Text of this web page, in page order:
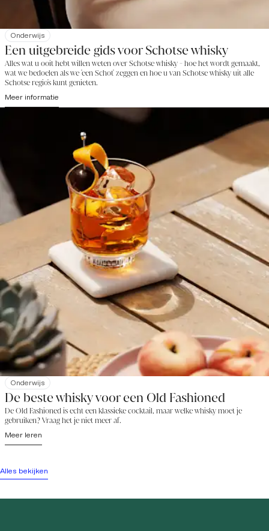
Onderwijs
Een uitgebreide gids voor Schotse whisky
Alles wat u ooit hebt willen weten over Schotse whisky - hoe het wordt gemaakt,
wat we bedoelen als we 'een Schot' zeggen en hoe u van Schotse whisky uit alle
Schotse regio's kunt genieten.
Meer informatie
Onderwijs
De beste whisky voor een Old Fashioned
De Old Fashioned is echt een klassieke cocktail, maar welke whisky moet je
gebruiken? Vraag het je niet meer af.
Meer leren
Alles bekijken